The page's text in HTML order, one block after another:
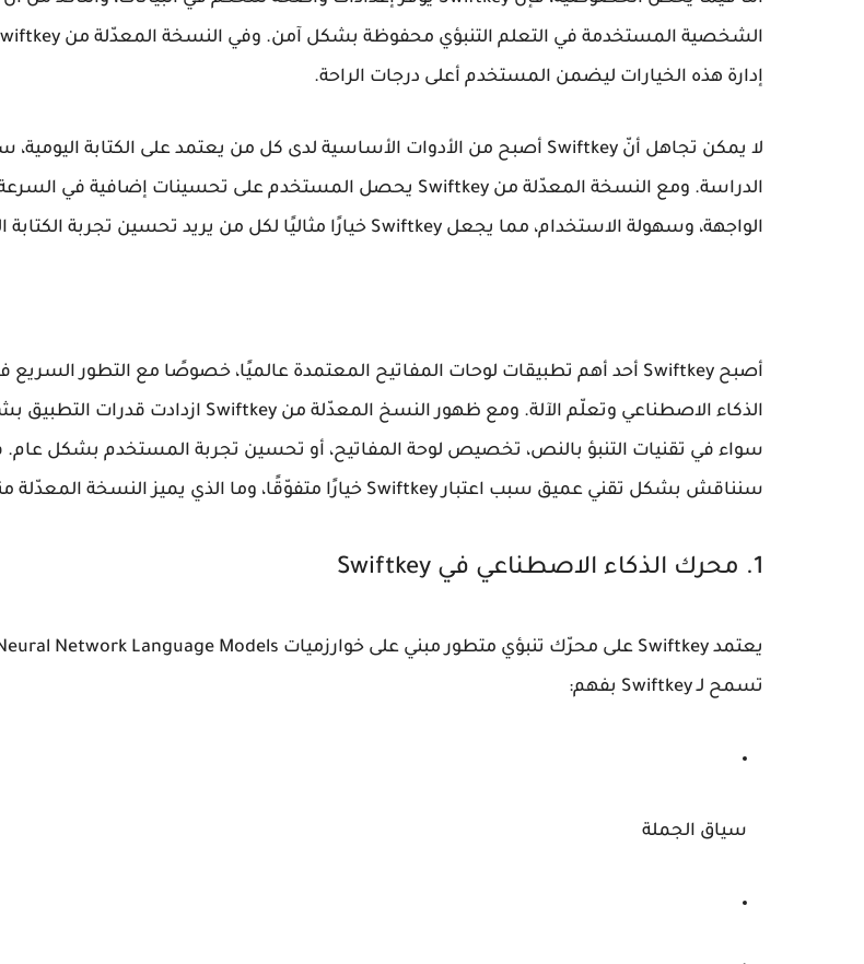
الشخصية المستخدمة في التعلم التنبؤي محفوظة بشكل آمن. وفي النسخة المعدّلة من
إدارة هذه الخيارات ليضمن المستخدم أعلى درجات الراحة.
لا يمكن تجاهل أنّ Swiftkey أصبح من الأدوات الأساسية لدى كل من يعتمد على الكتابة اليومية،
الدراسة. ومع النسخة المعدّلة من Swiftkey يحصل المستخدم على تحسينات إضافية في
الواجهة، وسهولة الاستخدام، مما يجعل Swiftkey خيارًا مثاليًا لكل من يريد تحسين تجربة الكتابة
أصبح Swiftkey أحد أهم تطبيقات لوحات المفاتيح المعتمدة عالميًا، خصوصًا مع التطور السريع
الذكاء الاصطناعي وتعلّم الآلة. ومع ظهور النسخ المعدّلة من Swiftkey ازدادت قدرات التطبيق
سواء في تقنيات التنبؤ بالنص، تخصيص لوحة المفاتيح، أو تحسين تجربة المستخدم بشكل عام.
سنناقش بشكل تقني عميق سبب اعتبارSwiftkey خيارًا متفوّقًا، وما الذي يميز النسخة المعدّلة
1. محرك الذكاء الاصطناعي في Swiftkey
يعتمد Swiftkey على محرّك تنبؤي متطور مبني على خوارزميات Network Language Models
تسمح لـSwiftkey بفهم:
سياق الجملة